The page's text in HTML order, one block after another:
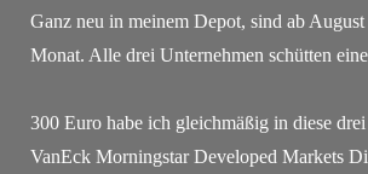
Ganz neu in meinem Depot, sind ab
Monat. Alle drei Unternehmen schütten
300 Euro habe ich gleichmäßig in diese
VanEck Morningstar Developed Markets